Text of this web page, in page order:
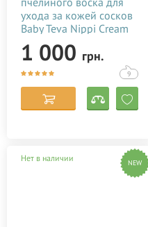
ухода за кожей сосков
Baby Teva Nippi Cream
50 мл
1 000 грн.
9
Нет в наличии NEW